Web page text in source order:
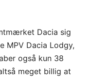
Dacia sig
MPV Dacia Lodgy,
også kun 38
meget billig at